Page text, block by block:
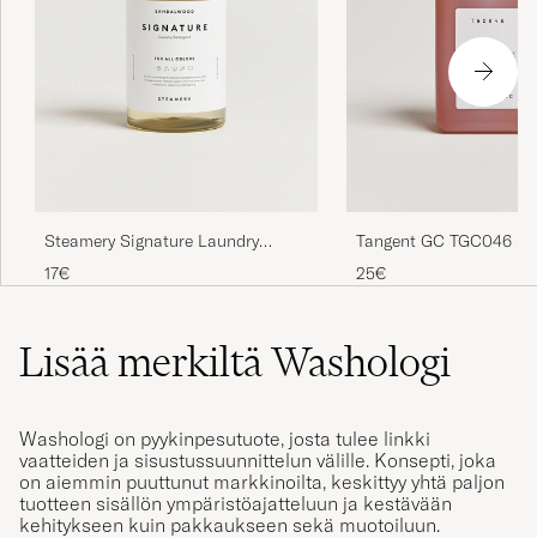
Steamery Signature Laundry
Detergent 750ml
17€
Tangent GC TGC046
Cashmere Detergent
25€
Lisää merkiltä Washologi
Washologi on pyykinpesutuote, josta tulee linkki
vaatteiden ja sisustussuunnittelun välille. Konsepti, joka
on aiemmin puuttunut markkinoilta, keskittyy yhtä paljon
tuotteen sisällön ympäristöajatteluun ja kestävään
kehitykseen kuin pakkaukseen sekä muotoiluun.